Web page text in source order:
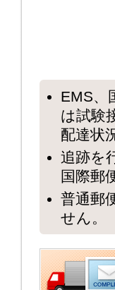
EMS、
は試験
配達状
追跡を
国際郵
普通郵
せん。